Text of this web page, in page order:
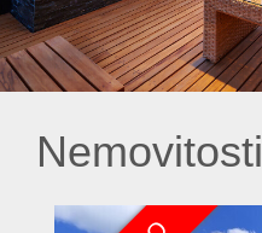
Nemovitosti